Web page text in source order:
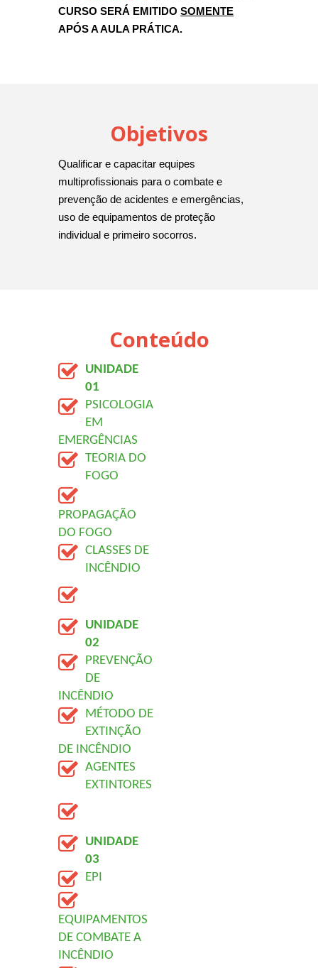
CURSO SERÁ EMITIDO SOMENTE
APÓS A AULA PRÁTICA.
Objetivos
Qualificar e capacitar equipes
multiprofissionais para o combate e
prevenção de acidentes e emergências,
uso de equipamentos de proteção
individual e primeiro socorros.
Conteúdo
UNIDADE
01
PSICOLOGIA
EM
EMERGÊNCIAS
TEORIA DO
FOGO
PROPAGAÇÃO
DO FOGO
CLASSES DE
INCÊNDIO
UNIDADE
02
PREVENÇÃO
DE
INCÊNDIO
MÉTODO DE
EXTINÇÃO
DE INCÊNDIO
AGENTES
EXTINTORES
UNIDADE
03
EPI
EQUIPAMENTOS
DE COMBATE A
INCÊNDIO